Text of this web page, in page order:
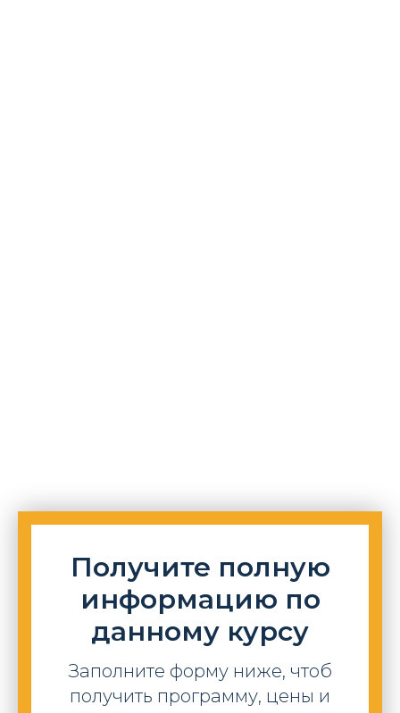
Получите полную
информацию по
данному курсу
Заполните форму ниже, чтоб
получить программу, цены и